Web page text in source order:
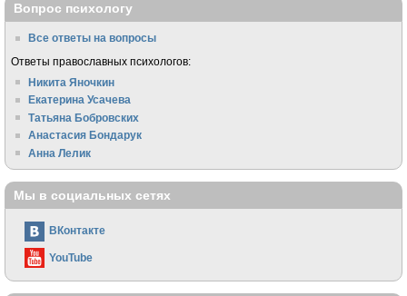
Вопрос психологу
Все ответы на вопросы
Ответы православных психологов:
Никита Яночкин
Екатерина Усачева
Татьяна Бобровских
Анастасия Бондарук
Анна Лелик
Мы в социальных сетях
ВКонтакте
YouTube